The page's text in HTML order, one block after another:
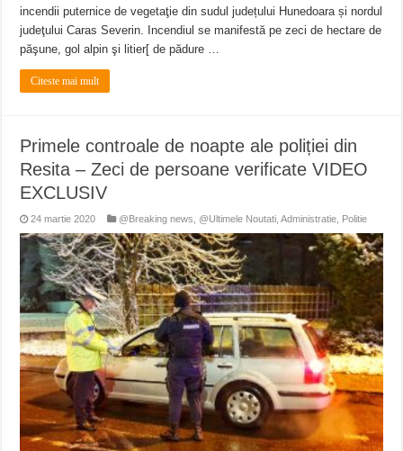
incendii puternice de vegetaţie din sudul județului Hunedoara și nordul
judeţului Caras Severin. Incendiul se manifestă pe zeci de hectare de
păşune, gol alpin şi litier[ de pădure …
Citeste mai mult
Primele controale de noapte ale poliției din
Resita – Zeci de persoane verificate VIDEO
EXCLUSIV
24 martie 2020 @Breaking news @Ultimele Noutati ,Administratie Politie